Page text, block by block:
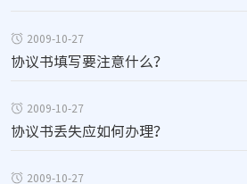
2009-10-27
协议书填写要注意什么？
2009-10-27
协议书丢失应如何办理？
2009-10-27